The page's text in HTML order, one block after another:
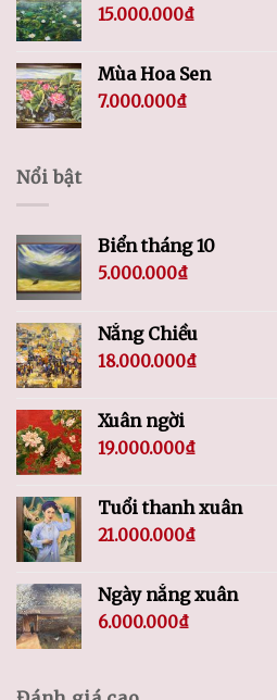
15.000.000₫
Mùa Hoa Sen
7.000.000₫
Nổi bật
Biển tháng 10
5.000.000₫
Nắng Chiều
18.000.000₫
Xuân ngời
19.000.000₫
Tuổi thanh xuân
21.000.000₫
Ngày nắng xuân
6.000.000₫